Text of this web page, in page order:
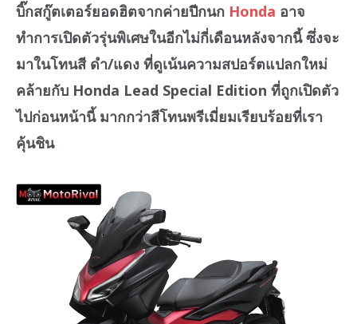
บิ๊กสกู๊ตเตอร์ยอดฮิตจากค่ายปีกนก Honda อาจ
ทำการเปิดตัวรุ่นพิเศษในอีกไม่กี่เดือนหลังจากนี้ ซึ่งจะ
มาในโทนสี ดำ/แดง ที่ดูเน้นความสปอร์ตแปลกใหม่
คล้ายกับ Honda Lead Special Edition ที่ถูกเปิดตัว
ไปก่อนหน้านี้ มากกว่าสีโทนพรีเมี่ยมเรียบร้อยที่เรา
คุ้นชิน